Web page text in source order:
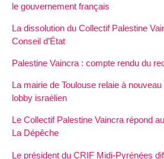
le gouvernement français
La dissolution du Collectif Palestine
Conseil d’État
Palestine Vaincra : compte rendu du
La mairie de Toulouse relaie à
lobby israélien
Le Collectif Palestine Vaincra répond
La Dépêche
Le président du CRIF Midi-Pyrénées